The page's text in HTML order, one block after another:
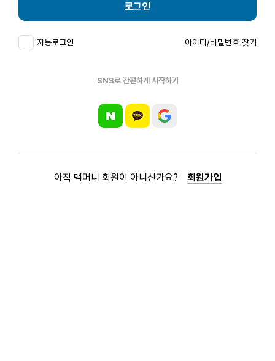
로그인
자동로그인 아이디/비밀번호 찾기
SNS로 간편하게 시작하기
아직 맥머니 회원이 아니신가요? 회원가입